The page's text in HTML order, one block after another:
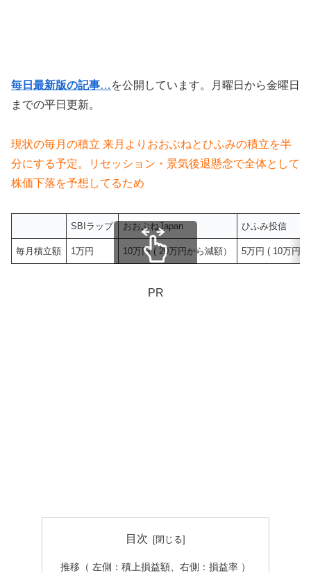
毎日最新版の記事… を公開しています。月曜日から金曜日
までの平日更新。
現状の毎月の積立 来月よりおおぶねとひふみの積立を半
分にする予定。リセッション・景気後退懸念で全体として
株価下落を予想してるため
SBIラップ おおぶねJapan ひふみ投信
毎月積立額 1万円 10万円 ( 20万円から減額） 5万円 ( 10万円
PR
目次
推移（ 左側：積上損益額、右側：損益率 ）